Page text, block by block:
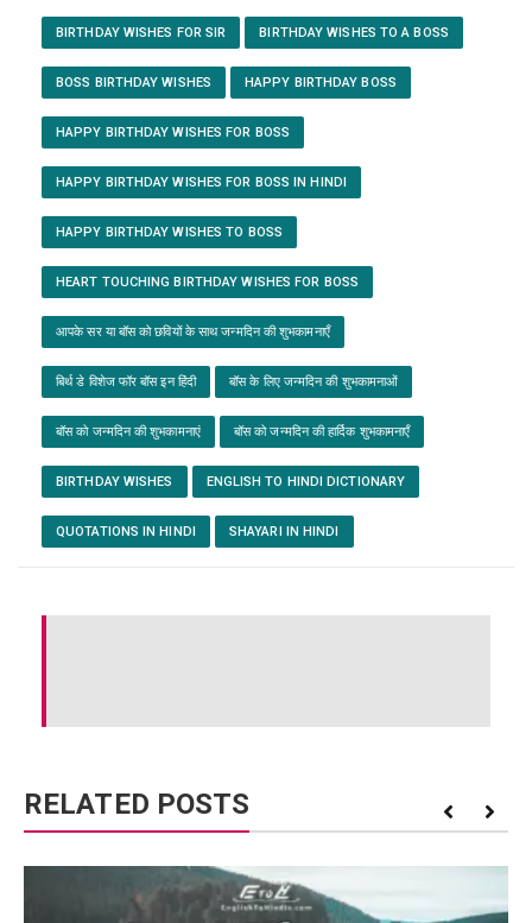
BIRTHDAY WISHES FOR SIR BIRTHDAY WISHES TO A BOSS
BOSS BIRTHDAY WISHES HAPPY BIRTHDAY BOSS
HAPPY BIRTHDAY WISHES FOR BOSS
HAPPY BIRTHDAY WISHES FOR BOSS IN HINDI
HAPPY BIRTHDAY WISHES TO BOSS
HEART TOUCHING BIRTHDAY WISHES FOR BOSS
आपके सर या बॉस को छवियों के साथ जन्मदिन की शुभकामनाएँ
बिर्थ डे विशेज फॉर बॉस इन हिंदी बॉस के लिए जन्मदिन की शुभकामनाओं
बॉस को जन्मदिन की शुभकामनाएं बॉस को जन्मदिन की हार्दिक शुभकामनाएँ
BIRTHDAY WISHES ENGLISH TO HINDI DICTIONARY
QUOTATIONS IN HINDI SHAYARI IN HINDI
RELATED POSTS